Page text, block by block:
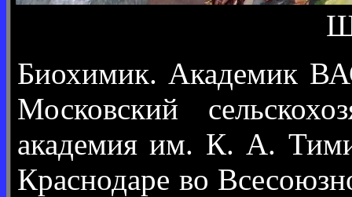
Биохимик. Академик
Московский
академия им. К. А.
Краснодаре во